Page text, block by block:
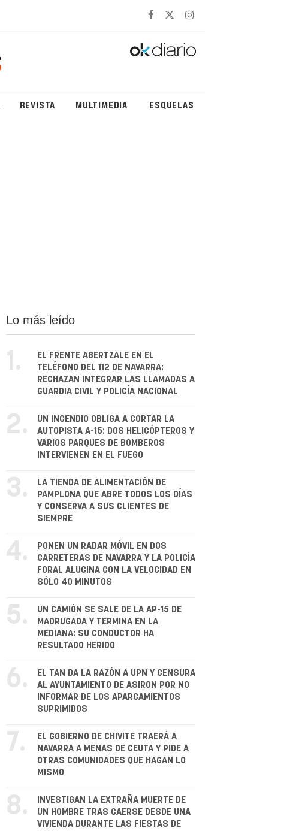
REVISTA MULTIMEDIA ESQUELAS
Lo más leído
1.
EL FRENTE ABERTZALE EN EL
TELÉFONO DEL 112 DE NAVARRA:
RECHAZAN INTEGRAR LAS LLAMADAS A
GUARDIA CIVIL Y POLICÍA NACIONAL
2.
UN INCENDIO OBLIGA A CORTAR LA
AUTOPISTA A-15: DOS HELICÓPTEROS Y
VARIOS PARQUES DE BOMBEROS
INTERVIENEN EN EL FUEGO
3.
LA TIENDA DE ALIMENTACIÓN DE
PAMPLONA QUE ABRE TODOS LOS DÍAS
Y CONSERVA A SUS CLIENTES DE
SIEMPRE
4.
PONEN UN RADAR MÓVIL EN DOS
CARRETERAS DE NAVARRA Y LA POLICÍA
FORAL ALUCINA CON LA VELOCIDAD EN
SÓLO 40 MINUTOS
5.
UN CAMIÓN SE SALE DE LA AP-15 DE
MADRUGADA Y TERMINA EN LA
MEDIANA: SU CONDUCTOR HA
RESULTADO HERIDO
6.
EL TAN DA LA RAZÓN A UPN Y CENSURA
AL AYUNTAMIENTO DE ASIRON POR NO
INFORMAR DE LOS APARCAMIENTOS
SUPRIMIDOS
7.
EL GOBIERNO DE CHIVITE TRAERÁ A
NAVARRA A MENAS DE CEUTA Y PIDE A
OTRAS COMUNIDADES QUE HAGAN LO
MISMO
8.
INVESTIGAN LA EXTRAÑA MUERTE DE
UN HOMBRE TRAS CAERSE DESDE UNA
VIVIENDA DURANTE LAS FIESTAS DE